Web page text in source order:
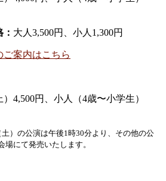
大人3,500円、小人1,300円
案内はこちら
4,500円、小人（4歳〜小学生）
）の公演は午後1時30分より、その他の公
場にて発売いたします。